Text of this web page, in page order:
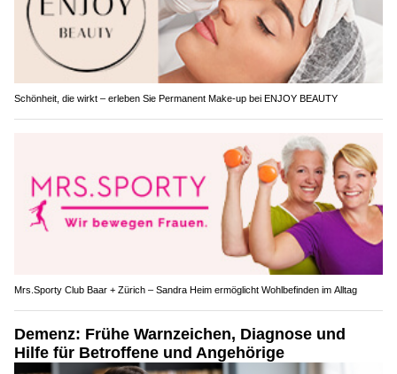
Schönheit, die wirkt – erleben Sie Permanent Make-up bei ENJOY BEAUTY
Mrs.Sporty Club Baar + Zürich – Sandra Heim ermöglicht Wohlbefinden im Alltag
Demenz: Frühe Warnzeichen, Diagnose und
Hilfe für Betroffene und Angehörige